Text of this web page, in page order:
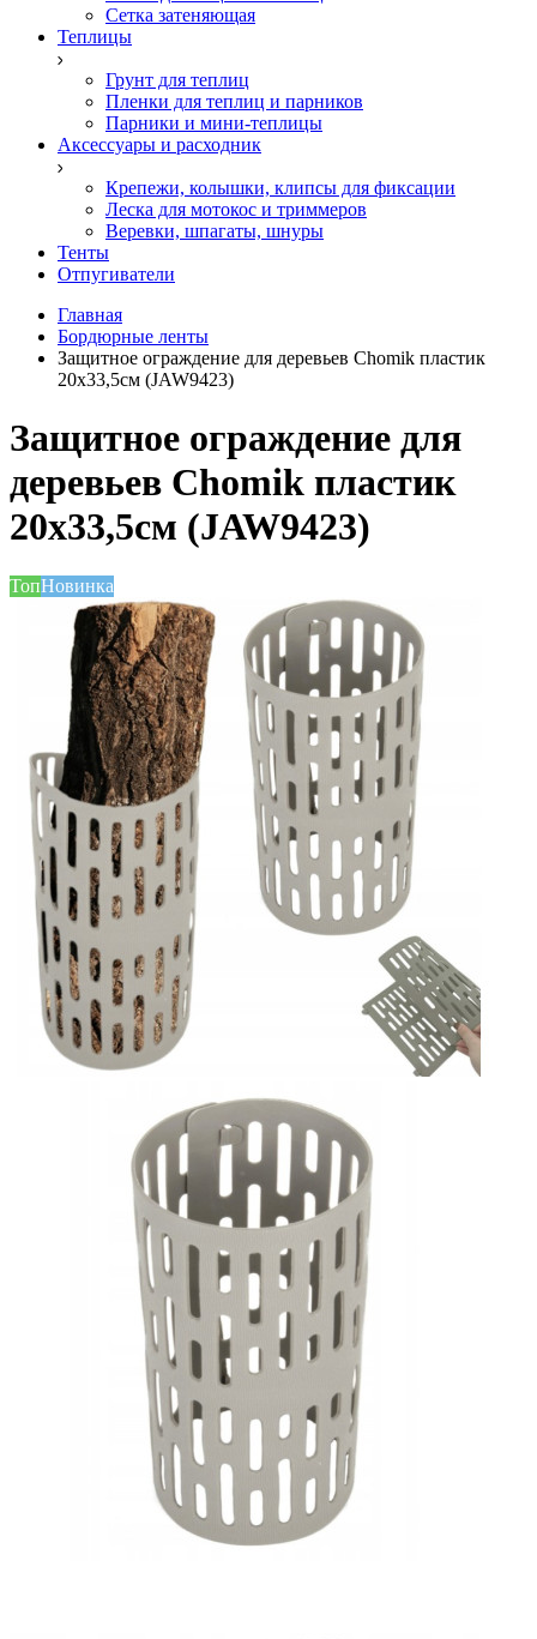
Сетка затеняющая
Теплицы
Грунт для теплиц
Пленки для теплиц и парников
Парники и мини-теплицы
Аксессуары и расходник
Крепежи, колышки, клипсы для фиксации
Леска для мотокос и триммеров
Веревки, шпагаты, шнуры
Тенты
Отпугиватели
Главная
Бордюрные ленты
Защитное ограждение для деревьев Chomik пластик
20x33,5см (JAW9423)
Защитное ограждение для
деревьев Chomik пластик
20x33,5см (JAW9423)
ТопНовинка